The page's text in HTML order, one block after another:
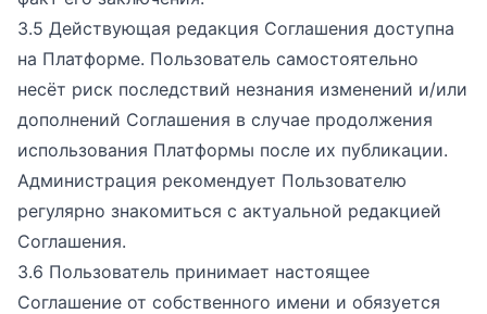
3.5 Действующая редакция Соглашения доступна
на Платформе. Пользователь самостоятельно
несёт риск последствий незнания изменений и/или
дополнений Соглашения в случае продолжения
использования Платформы после их публикации.
Администрация рекомендует Пользователю
регулярно знакомиться с актуальной редакцией
Соглашения.
3.6 Пользователь принимает настоящее
Соглашение от собственного имени и обязуется